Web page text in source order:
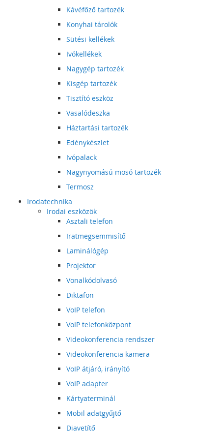
Kávéfőző tartozék
Konyhai tárolók
Sütési kellékek
Ivókellékek
Nagygép tartozék
Kisgép tartozék
Tisztító eszköz
Vasalódeszka
Háztartási tartozék
Edénykészlet
Ivópalack
Nagynyomású mosó tartozék
Termosz
Irodatechnika
Irodai eszközök
Asztali telefon
Iratmegsemmisítő
Laminálógép
Projektor
Vonalkódolvasó
Diktafon
VoIP telefon
VoIP telefonközpont
Videokonferencia rendszer
Videokonferencia kamera
VoIP átjáró, irányító
VoIP adapter
Kártyaterminál
Mobil adatgyűjtő
Diavetítő